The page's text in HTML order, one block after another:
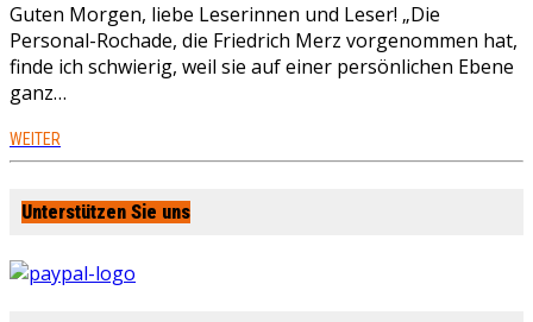
Guten Morgen, liebe Leserinnen und Leser! „Die
Personal-Rochade, die Friedrich Merz vorgenommen hat,
finde ich schwierig, weil sie auf einer persönlichen Ebene
ganz…
WEITER
Unterstützen Sie uns